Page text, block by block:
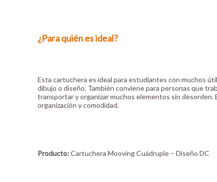
¿Para quién es ideal?
Esta cartuchera es ideal para estudiantes con muchos
dibujo o diseño. También conviene para personas que
transportar y organizar muchos elementos sin desorden.
organización y comodidad.
Producto:Cartuchera Mooving Cuádruple – Diseño DC